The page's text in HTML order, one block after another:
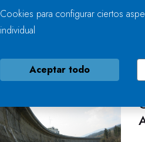
Cookies para configurar ciertos
individual
Aceptar todo